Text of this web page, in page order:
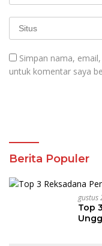
Simpan nama,
untuk komentar saya
Berita Populer
Gustus
Top